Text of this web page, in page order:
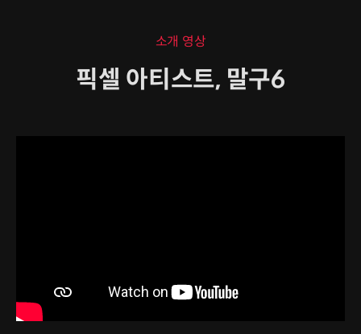
소개 영상
픽셀 아티스트, 말구6